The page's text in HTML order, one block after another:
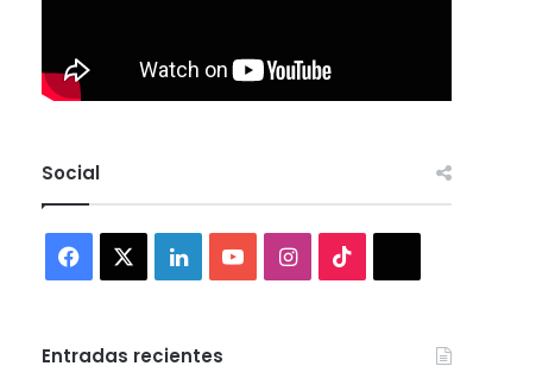
Social
Facebook LinkedInYouTubeInstagram
Entradas recientes